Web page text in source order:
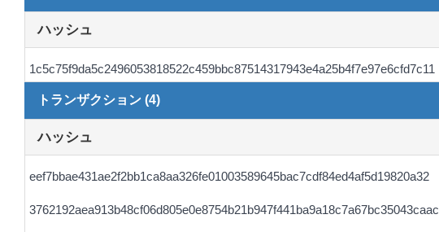
ハッシュ
1c5c75f9da5c2496053818522c459bbc87514317943e4a25b4f7e97e6cfd7c11
トランザクション (4)
ハッシュ
eef7bbae431ae2f2bb1ca8aa326fe01003589645bac7cdf84ed4af5d19820a32
3762192aea913b48cf06d805e0e8754b21b947f441ba9a18c7a67bc35043caac